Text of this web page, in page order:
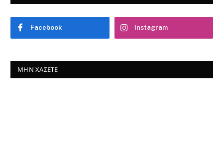
Facebook Instagram
ΜΗΝ ΧΆΣΕΤΕ